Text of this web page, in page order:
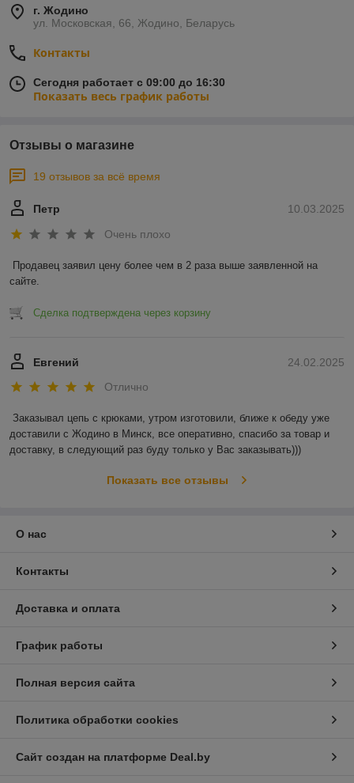
г. Жодино
ул. Московская, 66, Жодино, Беларусь
Контакты
Сегодня работает с 09:00 до 16:30
Показать весь график работы
Отзывы о магазине
19 отзывов за всё время
10.03.2025
Петр
Очень плохо
Продавец заявил цену более чем в 2 раза выше заявленной на
сайте.
Сделка подтверждена через корзину
24.02.2025
Евгений
Отлично
Заказывал цепь с крюками, утром изготовили, ближе к обеду уже
доставили с Жодино в Минск, все оперативно, спасибо за товар и
доставку, в следующий раз буду только у Вас заказывать)))
Показать все отзывы
О нас
Контакты
Доставка и оплата
График работы
Полная версия сайта
Политика обработки cookies
Сайт создан на платформе Deal.by